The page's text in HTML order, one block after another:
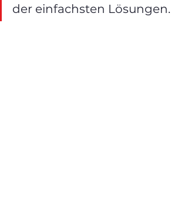
der einfachsten Lösungen.